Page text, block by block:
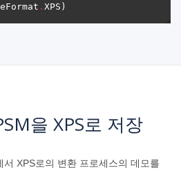
.
을 XPS로 저장
XPS로의 변환 프로세스의 데모를